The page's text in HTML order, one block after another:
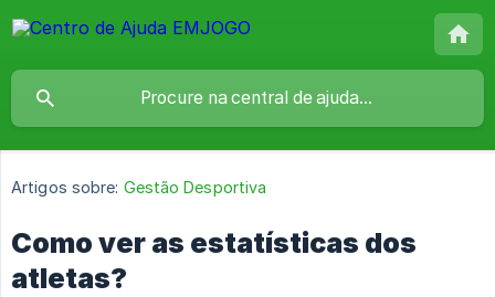
Artigos sobre: Gestão Desportiva
Como ver as estatísticas dos
atletas?